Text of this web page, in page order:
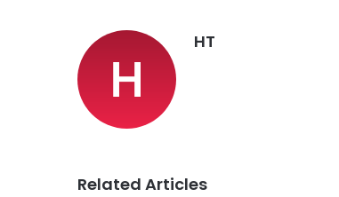
HT
Related Articles